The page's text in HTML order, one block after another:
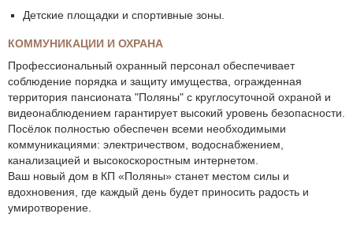
Детские площадки и спортивные зоны.
КОММУНИКАЦИИ И ОХРАНА
Профессиональный охранный персонал обеспечивает
соблюдение порядка и защиту имущества, огражденная
территория пансионата "Поляны" с круглосуточной охраной и
видеонаблюдением гарантирует высокий уровень безопасности.
Посёлок полностью обеспечен всеми необходимыми
коммуникациями: электричеством, водоснабжением,
канализацией и высокоскоростным интернетом.
Ваш новый дом в КП «Поляны» станет местом силы и
вдохновения, где каждый день будет приносить радость и
умиротворение.